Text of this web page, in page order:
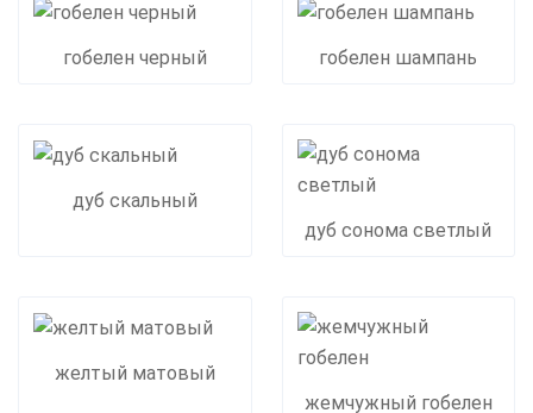
гобелен черный гобелен шампань
дуб скальный
дуб сонома светлый
желтый матовый
жемчужный гобелен